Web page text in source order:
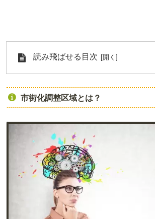
読み飛ばせる目次
市街化調整区域とは？